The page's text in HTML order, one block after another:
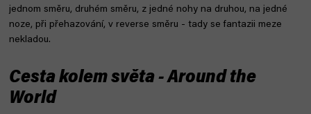
jednom směru, druhém směru, z jedné nohy na druhou, na jedné
noze, při přehazování, v reverse směru - tady se fantazii meze
nekladou.
Cesta kolem světa - Around the
World